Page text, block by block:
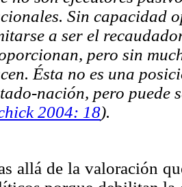
Sin capacidad
a ser el
pero sin
Ésta no es una
nación, pero puede
2004: 18).
allá de la valoración